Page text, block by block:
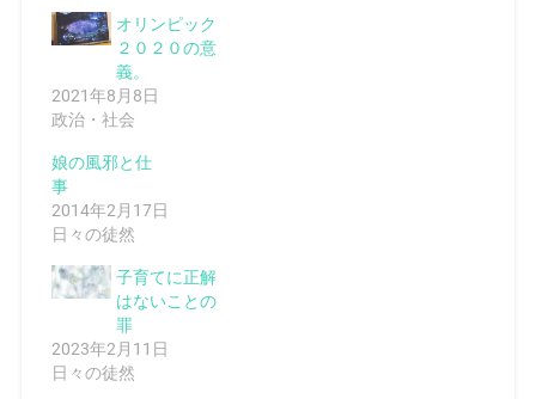
オリンピック
２０２０の意
義。
2021年8月8日
政治・社会
娘の風邪と仕
事
2014年2月17日
日々の徒然
子育てに正解
はないことの
罪
2023年2月11日
日々の徒然